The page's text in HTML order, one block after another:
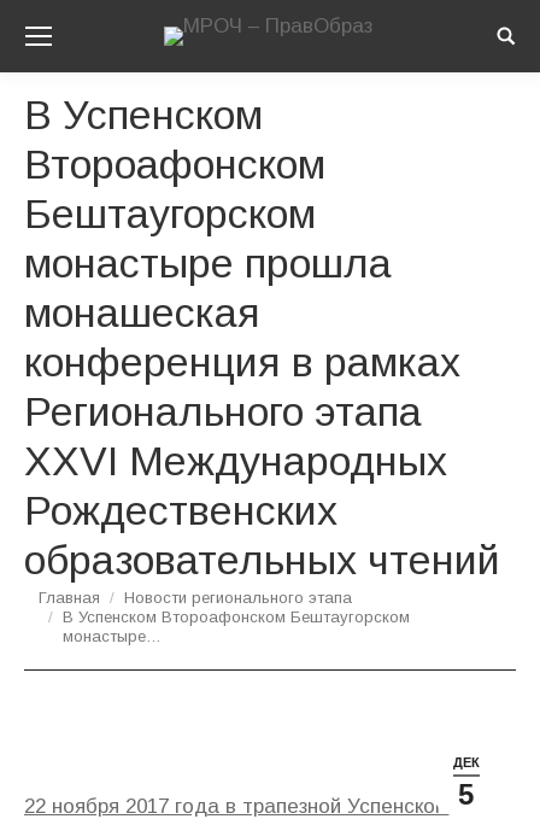
В Успенском
Второафонском
Бештаугорском
монастыре прошла
монашеская
конференция в рамках
Регионального этапа
XXVI Международных
Рождественских
образовательных чтений
Вы здесь:
Главная
Новости регионального этапа
В Успенском Второафонском Бештаугорском
монастыре…
ДЕК
5
22 ноября 2017 года в трапезной Успенского